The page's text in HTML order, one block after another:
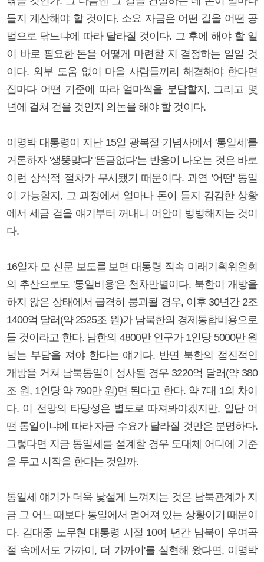
들지 계산해야 할 것이다. 소요 자금은 어떤 길을 어떤 공
법으로 닦느냐에 따라 달라질 것이다. 그 후에 해야 할 일
이 바로 필요한 돈을 어떻게 마련할 지 결정하는 일일 것
이다. 외부 도움 없이 마을 사람들끼리 해결해야 한다면
집마다 어떤 기준에 따라 얼마씩을 분담할지, 그리고 몇
년에 걸쳐 걷을 것인지 의논을 해야 할 것이다.
이명박 대통령이 지난 15일 광복절 기념사에서 '통일세'를
거론하자 '생뚱맞다' '뜬금없다'는 반응이 나오는 것은 바로
이런 상식적 절차가 무시됐기 때문이다. 과연 '어떤' 통일
이 가능할지, 그 과정에서 얼마나 돈이 들지 감감한 상황
에서 세금 걷을 얘기부터 꺼내니 어안이 벙벙해지는 것이
다.
16일자 모 신문 보도를 보면 대통령 직속 미래기획위원회
의 추산으로도 '통일비용'은 천차만별이다. 북한이 개방을
하지 않은 상태에서 급격히 붕괴될 경우, 이후 30년간 2조
1400억 달러(약 2525조 원)가 남북한의 경제통합비용으로
들 것이라고 한다. 남한의 4800만 인구가 1인당 5000만 원
넘는 부담을 져야 한다는 얘기다. 반면 북한의 점진적인
개방을 거쳐 남북통일이 성사될 경우 3220억 달러(약 380
조 원, 1인당 약 790만 원)면 된다고 한다. 약 7대 1의 차이
다. 이 전망의 타당성은 별도로 따져봐야겠지만, 일단 어
떤 통일이냐에 따라 자금 수요가 달라질 것만은 분명하다.
그렇다면 지금 통일세를 설계할 경우 도대체 어디에 기준
을 두고 시작을 한다는 것일까.
통일세 얘기가 더욱 낯설게 느껴지는 것은 남북관계가 지
금 그 어느 때보다 통일에서 멀어져 있는 상황이기 때문이
다. 김대중 노무현 대통령 시절 10여 년간 남북이 우여곡
절 속에서도 '가까이, 더 가까이'를 실현해 왔다면, 이명박